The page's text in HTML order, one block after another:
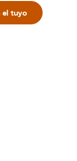
el tuyo